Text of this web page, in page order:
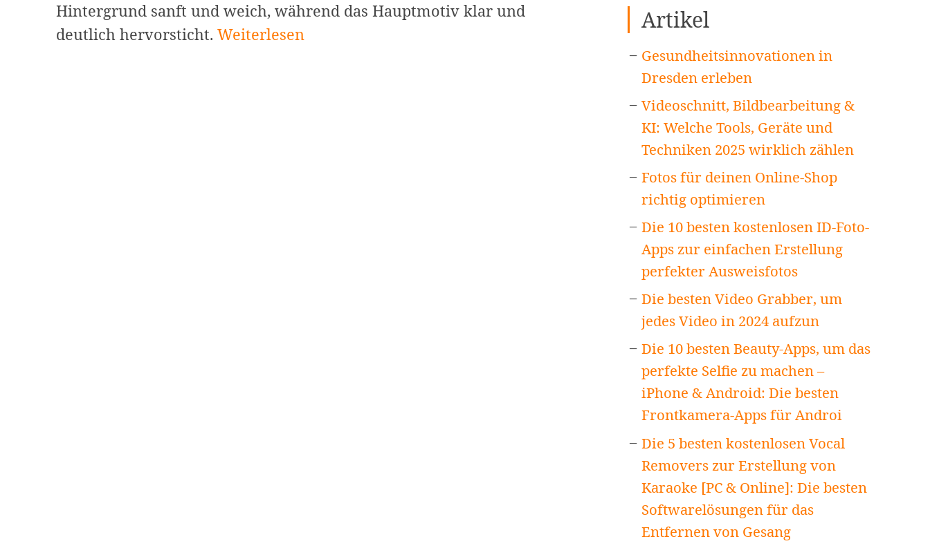
Hintergrund sanft und weich, während das Hauptmotiv klar und
deutlich hervorsticht. Bokeh-
Weiterlesen
Artikel
Gesundheitsinnovationen in
Dresden erleben
Videoschnitt, Bildbearbeitung &
KI: Welche Tools, Geräte und
Techniken 2025 wirklich zählen
Fotos für deinen Online-Shop
richtig optimieren
Die 10 besten kostenlosen ID-Foto-
Apps zur einfachen Erstellung
perfekter Ausweisfotos
Die besten Video Grabber, um
jedes Video in 2024 aufzun
Die 10 besten Beauty-Apps, um das
perfekte Selfie zu machen –
iPhone & Android: Die besten
Frontkamera-Apps für Androi
Die 5 besten kostenlosen Vocal
Removers zur Erstellung von
Karaoke [PC & Online]: Die besten
Softwarelösungen für das
Entfernen von Gesang